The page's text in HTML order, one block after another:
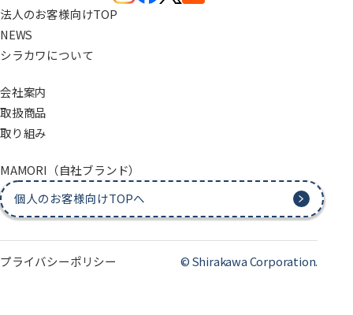
法人のお客様向けTOP
NEWS
シラカワについて
会社案内
取扱商品
取り組み
MAMORI（自社ブランド）
個人のお客様向けTOPへ
プライバシーポリシー © Shirakawa Corporation.